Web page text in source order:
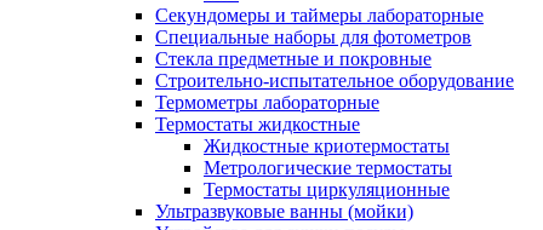
Секундомеры и таймеры лабораторные
Специальные наборы для фотометров
Стекла предметные и покровные
Строительно-испытательное оборудование
Термометры лабораторные
Термостаты жидкостные
Жидкостные криотермостаты
Метрологические термостаты
Термостаты циркуляционные
Ультразвуковые ванны (мойки)